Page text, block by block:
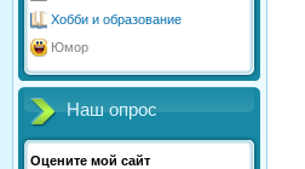
Хобби и образование
Юмор
Наш опрос
Оцените мой сайт